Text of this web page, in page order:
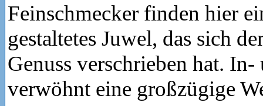
Feinschmecker finden hier
gestaltetes Juwel, das sich
Genuss verschrieben hat.
verwöhnt eine großzügige